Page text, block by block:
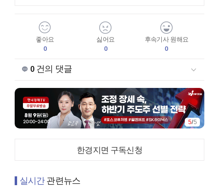
좋아요
0
싫어요
0
후속기사 원해요
0
0건의 댓글
5/5
한경지면 구독신청
실시간관련뉴스